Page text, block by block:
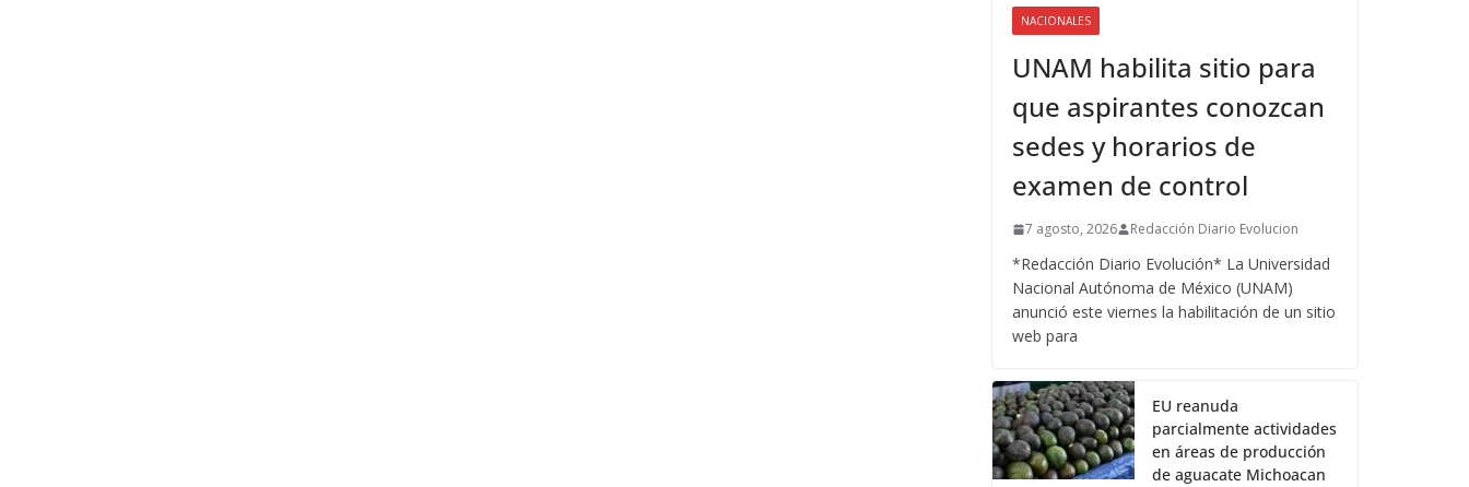
NACIONALES
UNAM habilita sitio para
que aspirantes conozcan
sedes y horarios de
examen de control
7 agosto, 2026 Redacción Diario Evolucion
*Redacción Diario Evolución* La Universidad
Nacional Autónoma de México (UNAM)
anunció este viernes la habilitación de un sitio
web para
EU reanuda
parcialmente actividades
en áreas de producción
de aguacate Michoacan